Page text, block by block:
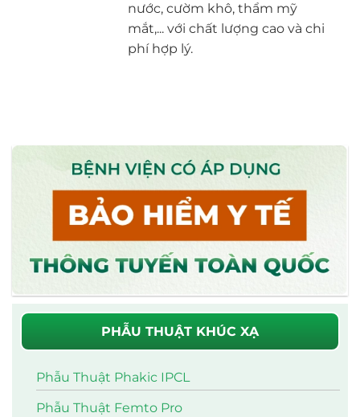
nước, cườm khô, thẩm mỹ
mắt,... với chất lượng cao và chi
phí hợp lý.
PHẪU THUẬT KHÚC XẠ
Phẫu Thuật Phakic IPCL
Phẫu Thuật Femto Pro